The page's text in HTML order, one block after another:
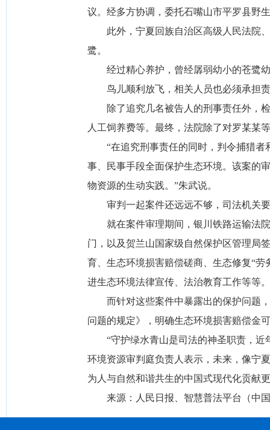
议。经多方协调，委托石嘴山市平罗县野
此外，宁夏回族自治区高级人民法院、
鹭。
经过精心养护，曾经孱弱幼小的苍鹭幼
鸟儿顺利放飞，相关人员也必须承担
除了追究几名被告人的刑事责任外，检
人工饲养费等。最终，法院除了对罗某某
“在追究刑事责任的同时，判令捕猎者
事、民事手段全面保护生态环境。该案的
物资源的生动实践。”朱武说。
审判一起案件还远远不够，司法机关要
就在案件审理期间，银川铁路运输法院
门，以及贺兰山国家级自然保护区管理局
育、生态环境损害赔偿磋商、生态修复“
进生态环境法律宣传、法治教育工作等等。
而针对这些案件中暴露出的保护问题，
问题的规定》，明确生态环境损害赔偿金
“守护绿水青山是司法的神圣职责，近
环境资源审判庭负责人表示，未来，像宁
为人与自然和谐共生的中国式现代化贡献
来源：人民日报、智慧普法平台（中